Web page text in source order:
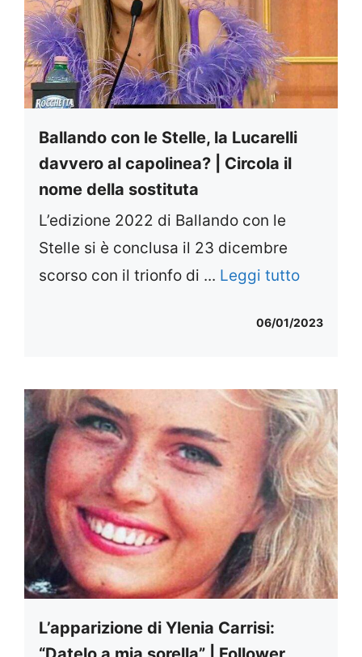
Ballando con le Stelle, la Lucarelli
davvero al capolinea? | Circola il
nome della sostituta
L’edizione 2022 di Ballando con le
Stelle si è conclusa il 23 dicembre
scorso con il trionfo di ... Leggi tutto
06/01/2023
L’apparizione di Ylenia Carrisi: